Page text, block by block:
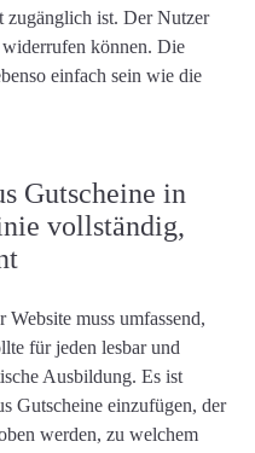
zugänglich ist. Der Nutzer
können. Die
einfach sein wie die
Gutscheine in
vollständig,
Website muss umfassend,
für jeden lesbar und
Ausbildung. Es ist
Gutscheine einzufügen, der
werden, zu welchem